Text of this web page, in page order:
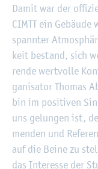
Damit war der
CIMTT ein
spann­ter
keit be­stand, sich
ren­de wert­vol­le
ga­ni­sa­tor Tho­mas
bin im po­si­ti­ven
uns ge­lun­gen ist,
men­den und
auf die Beine zu
das In­ter­es­se der